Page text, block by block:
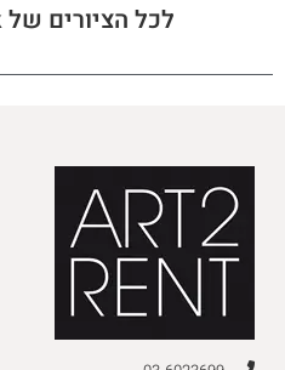
לכל הציורים של Jack לחצו כאן